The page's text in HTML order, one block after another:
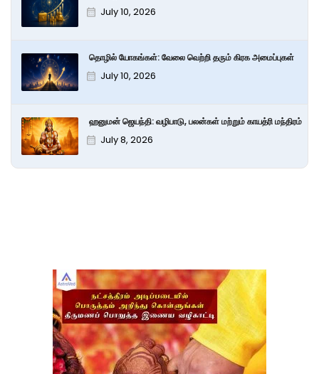
July 10, 2026
தொழில் யோகங்கள்: வேலை வெற்றி தரும் கிரக அமைப்புகள்
July 10, 2026
ஹனுமன் ஜெயந்தி: வழிபாடு, பலன்கள் மற்றும் காயத்ரி மந்திரம்
July 8, 2026